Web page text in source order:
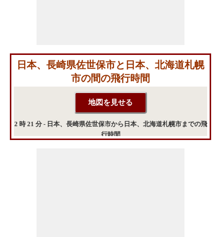
日本、長崎県佐世保市と日本、北海道札幌
市の間の飛行時間
2 時 21 分 - 日本、長崎県佐世保市から日本、北海道札幌市までの飛
行時間